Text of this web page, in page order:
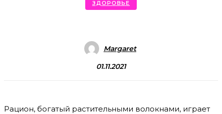
ЗДОРОВЬЕ
Margaret
01.11.2021
Рацион, богатый растительными волокнами, играет